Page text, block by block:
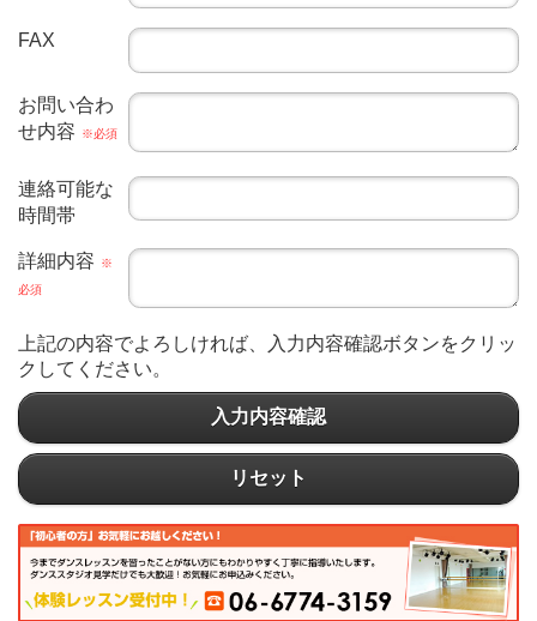
FAX
お問い合わ
せ内容
※必須
連絡可能な
時間帯
詳細内容
※
必須
上記の内容でよろしければ、入力内容確認ボタンをクリッ
クしてください。
入力内容確認
リセット